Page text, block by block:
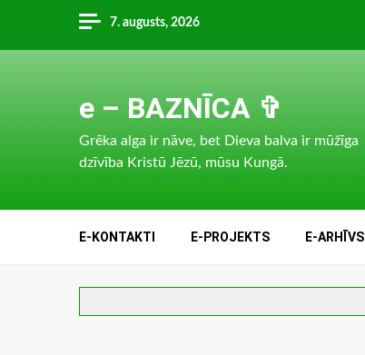
content
7. augusts, 2026
e – BAZNĪCA ✞
Grēka alga ir nāve, bet Dieva balva ir mūžīga
dzīvība Kristū Jēzū, mūsu Kungā.
E-KONTAKTI E-PROJEKTS E-ARHĪVS